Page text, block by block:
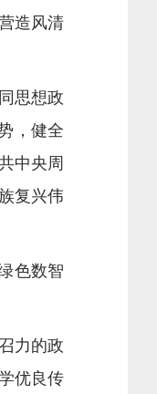
造风清
思想政
，健全
中央周
复兴伟
色数智
力的政
优良传